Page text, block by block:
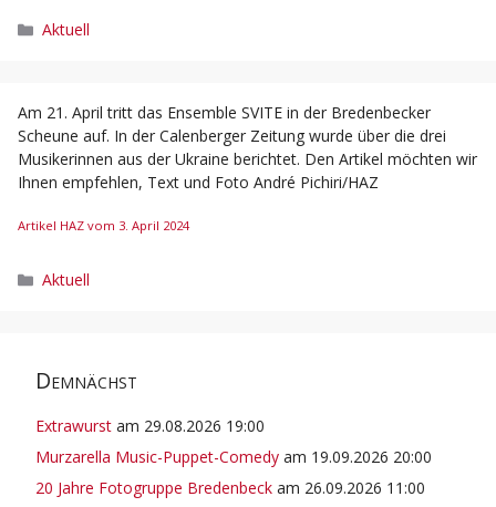
Kategorien
Aktuell
Am 21. April tritt das Ensemble SVITE in der Bredenbecker
Scheune auf. In der Calenberger Zeitung wurde über die drei
Musikerinnen aus der Ukraine berichtet. Den Artikel möchten wir
Ihnen empfehlen, Text und Foto André Pichiri/HAZ
Artikel HAZ vom 3. April 2024
Kategorien
Aktuell
Demnächst
Extrawurst am 29.08.2026 19:00
Murzarella Music-Puppet-Comedy am 19.09.2026 20:00
20 Jahre Fotogruppe Bredenbeck am 26.09.2026 11:00